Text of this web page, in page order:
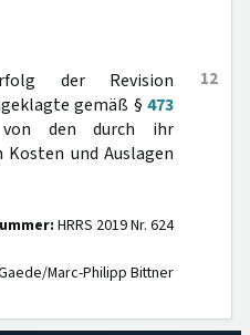
12
der Revision
gemäß § 473
den durch ihr
und Auslagen
HRRS 2019 Nr. 624
Marc-Philipp Bittner